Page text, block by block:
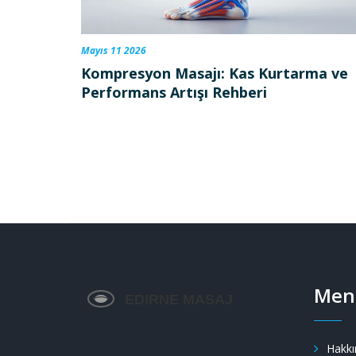
Mayıs 11 2026
Kompresyon Masajı: Kas Kurtarma ve
Performans Artışı Rehberi